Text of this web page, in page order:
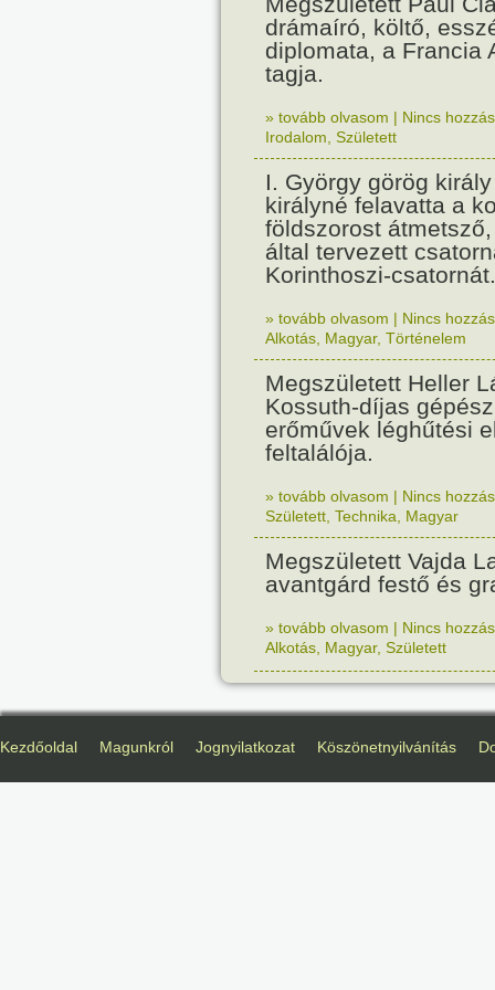
drámaíró, költő,
diplomata, a Francia
tagja.
» tovább olvasom | Nincs
Irodalom Született
I. György görög
királyné felavatta a
földszorost
által tervezett
Korinthoszi-csatornát.
» tovább olvasom | Nincs
Alkotás Magyar, Történelem
Megszületett Heller
Kossuth-díjas
erőművek léghűtési
feltalálója.
» tovább olvasom | Nincs
Született Technika Magyar
Megszületett Vajda
avantgárd festő és
» tovább olvasom | Nincs
Alkotás Magyar, Született
Kezdőoldal Magunkról Jognyilatkozat Köszönetnyilvánítás